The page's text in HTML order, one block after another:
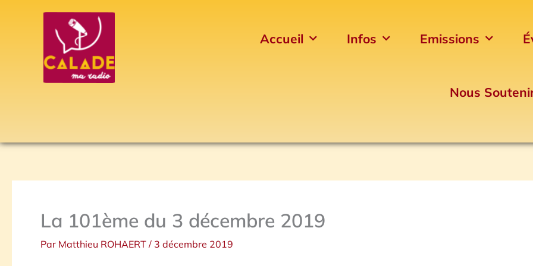
Accueil Infos Emissions
Nous
La 101ème du 3 décembre 2019
Par Matthieu ROHAERT / 3 décembre 2019